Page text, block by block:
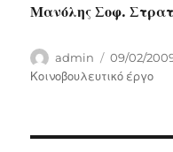
Μανόλης Σοφ.
Author
admin
Posted
on
09/02/
Κοινοβουλευτικό έργο